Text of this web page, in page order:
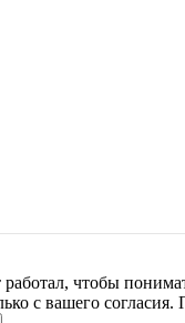
чтобы
с вашего